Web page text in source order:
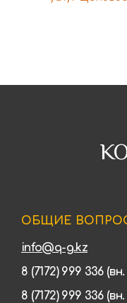
ОБЩИЕ
info@q-g.kz
8 (7172) 999 336 (вн.
8 (7172) 999 336 (вн.